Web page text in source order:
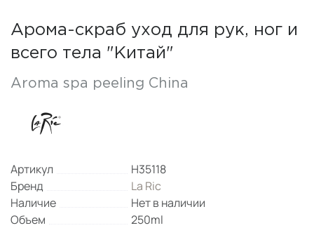
Арома-скраб уход для рук, ног и
всего тела "Китай"
Aroma spa peeling China
Артикул
H35118
Бренд
La Ric
Наличие
Нет в наличии
Объем
250ml